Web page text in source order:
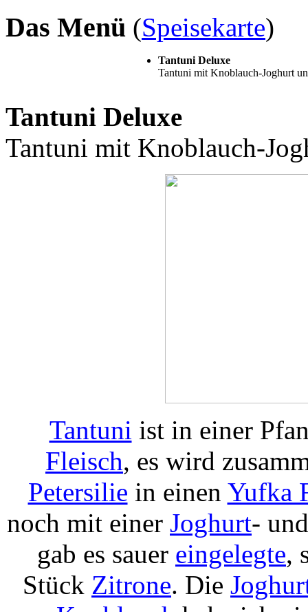
Das Menü (Speisekarte)
Tantuni Deluxe
Tantuni mit Knoblauch-Joghurt
Tantuni Deluxe
Tantuni mit Knoblauch-
Tantuni ist in einer
Fleisch, es wird
Petersilie in einen Yufka
noch mit einer Joghurt-
gab es sauer eingelegte,
Stück Zitrone. Die